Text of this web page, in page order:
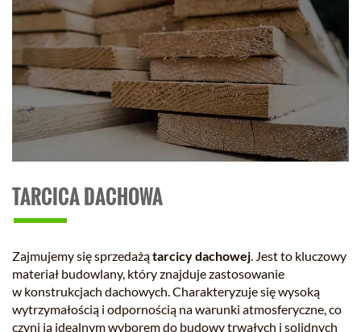
TARCICA DACHOWA
Zajmujemy się sprzedażątarcicydachowej. Jest to kluczowy
materiał budowlany, który znajduje zastosowanie
w konstrukcjach dachowych. Charakteryzuje się wysoką
wytrzymałością i odpornością na warunki atmosferyczne, co
czyni ją idealnym wyborem do budowy trwałych i solidnych